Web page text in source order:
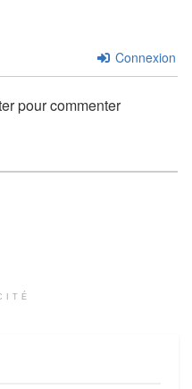
Connexion
pour commenter